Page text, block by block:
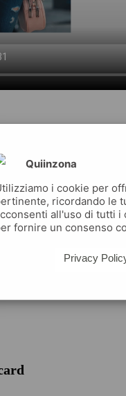
Quiinzona
i cookie per
ricordando le
all'uso di tutti i
fornire un consenso
Privacy